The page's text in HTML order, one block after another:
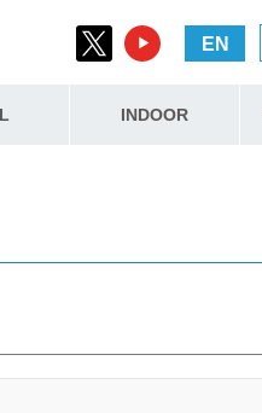
EN
INDOOR